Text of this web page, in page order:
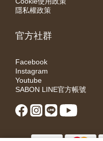
隱私權政策
官方社群
Facebook
Instagram
Youtube
SABON LINE官方帳號